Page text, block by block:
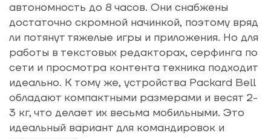
автономность до 8 часов. Они снабжены
достаточно скромной начинкой, поэтому вряд
ли потянут тяжелые игры и приложения. Но для
работы в текстовых редакторах, серфинга по
сети и просмотра контента техника подходит
идеально. К тому же, устройства Packard Bell
обладают компактными размерами и весят 2-
3 кг, что делает их весьма мобильными. Это
идеальный вариант для командировок и